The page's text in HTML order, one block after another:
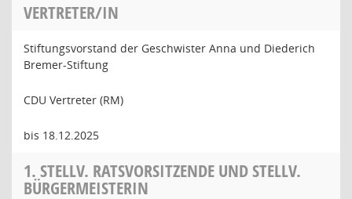
VERTRETER/IN
Stiftungsvorstand der Geschwister Anna und Diederich
Bremer-Stiftung
CDU Vertreter (RM)
bis 18.12.2025
1. STELLV. RATSVORSITZENDE UND STELLV.
BÜRGERMEISTERIN